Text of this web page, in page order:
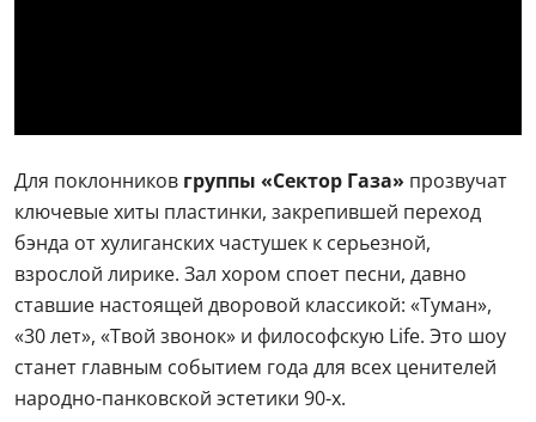
Для поклонников группы «Сектор Газа» прозвучат
ключевые хиты пластинки, закрепившей переход
бэнда от хулиганских частушек к серьезной,
взрослой лирике. Зал хором споет песни, давно
ставшие настоящей дворовой классикой: «Туман»,
«30 лет», «Твой звонок» и философскую Life. Это шоу
станет главным событием года для всех ценителей
народно-панковской эстетики 90-х.